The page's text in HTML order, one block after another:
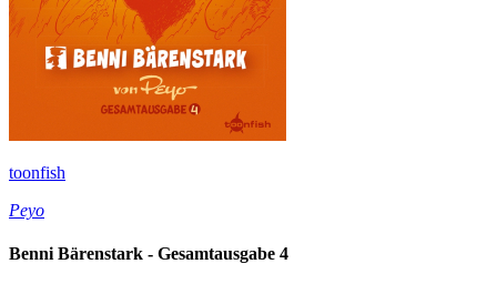
toonfish
Peyo
Benni Bärenstark - Gesamtausgabe 4